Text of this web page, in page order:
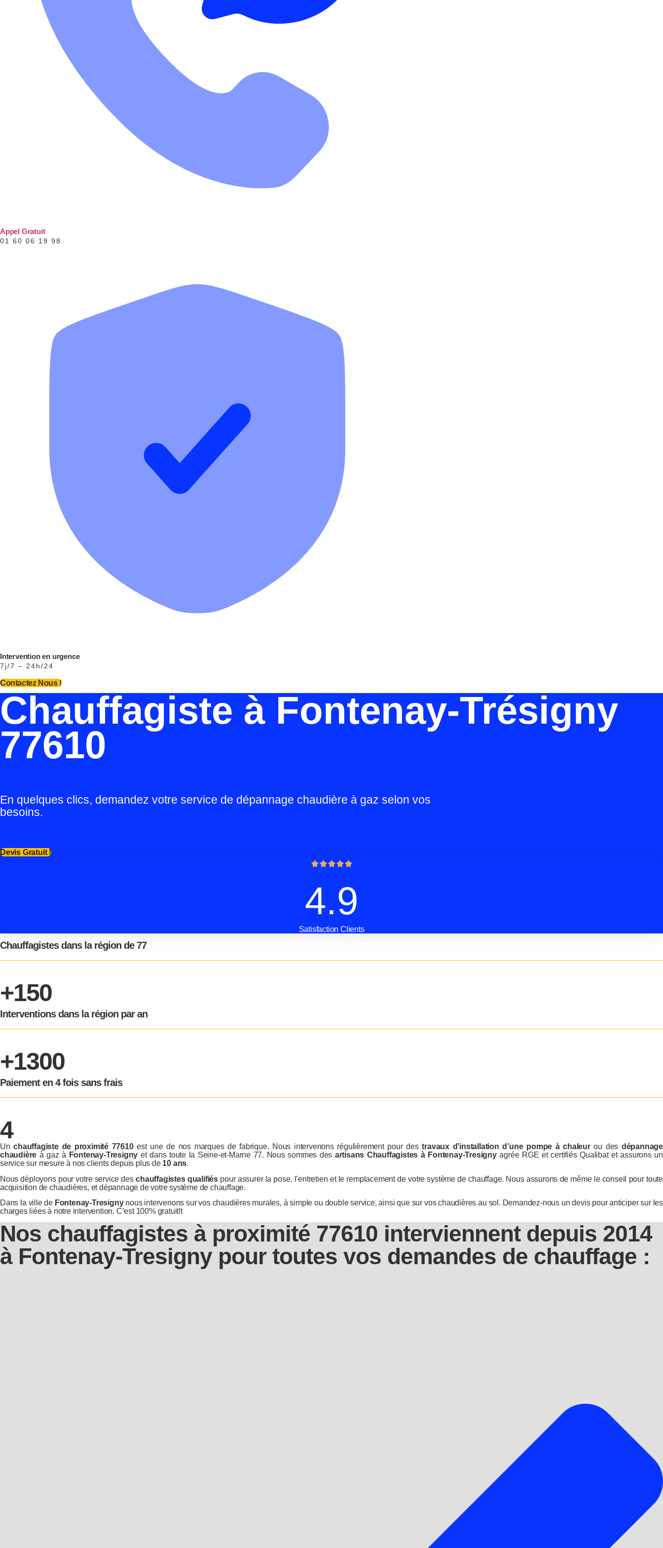
Appel Gratuit
01 60 06 19 98
Intervention en urgence
7j/7 – 24h/24
Contactez Nous !
Chauffagiste à Fontenay-Trésigny
77610
En quelques clics, demandez votre service de dépannage chaudière à gaz selon vos
besoins.
Devis Gratuit !
4.9
Satisfaction Clients
Chauffagistes dans la région de 77
+150
Interventions dans la région par an
+1300
Paiement en 4 fois sans frais
4
Unchauffagiste de proximité 77610est une de nos marques de fabrique. Nous intervenons régulièrement pour destravaux d’installation d’une pompe à chaleurou des dépannage
chaudière à gaz à Fontenay-Tresigny et dans toute la Seine-et-Marne 77. Nous sommes des artisans Chauffagistes à Fontenay-Tresignyagrée RGE et certifiés Qualibat et assurons un
service sur mesure à nos clients depuis plus de 10 ans.
Nous déployons pour votre service deschauffagistes qualifiés pour assurer la pose, l’entretien et le remplacement de votre système de chauffage. Nous assurons de même le conseil pour toute
acquisition de chaudières, et dépannage de votre système de chauffage.
Dans la ville de Fontenay-Tresignynous intervenons sur vos chaudières murales, à simple ou double service, ainsi que sur vos chaudières au sol. Demandez-nous un devis pour anticiper sur les
charges liées à notre intervention. C’est 100% gratuit!t
Nos chauffagistes à proximité 77610 interviennent depuis 2014
à Fontenay-Tresigny pour toutes vos demandes de chauffage :